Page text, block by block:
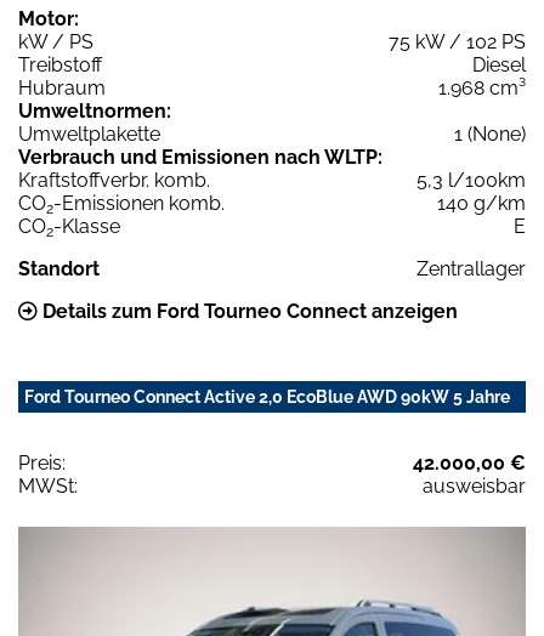
Motor:
kW / PS
75 kW / 102 PS
Treibstoff
Diesel
Hubraum
1.968 cm³
Umweltnormen:
Umweltplakette
1 (None)
Verbrauch und Emissionen nach WLTP:
Kraftstoffverbr. komb.
5,3 l/100km
CO2-Emissionen komb.
140 g/km
CO2-Klasse
E
Standort
Zentrallager
Details zum Ford Tourneo Connect anzeigen
Ford Tourneo Connect Active 2,0 EcoBlue AWD 90kW 5 Jahre
Preis:
42.000,00 €
MWSt:
ausweisbar